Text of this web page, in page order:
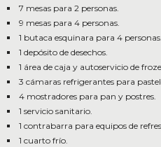
7 mesas para 2 personas.
9 mesas para 4 personas.
1 butaca esquinara para 4 personas.
1 depósito de desechos.
1 área de caja y autoservicio de
3 cámaras refrigerantes para
4 mostradores para pan y postres.
1 servicio sanitario.
1 contrabarra para equipos de
1 cuarto frío.